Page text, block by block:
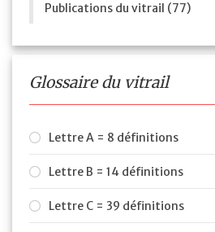
Publications du vitrail (77)
Glossaire du vitrail
Lettre A = 8 définitions
Lettre B = 14 définitions
Lettre C = 39 définitions